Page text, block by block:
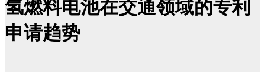
氢燃料电池在交通领域的专利
申请趋势